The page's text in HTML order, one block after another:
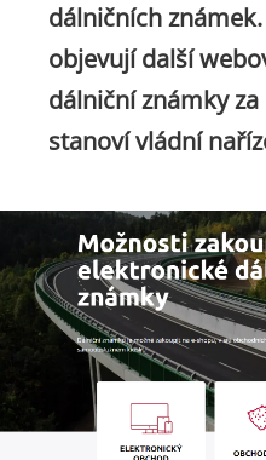
dálničních
objevují další
dálniční známky za
stanoví vládní